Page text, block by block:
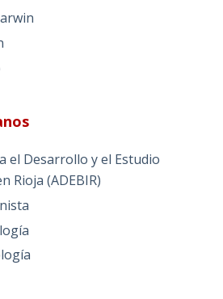
el Desarrollo y el Estudio
Rioja (ADEBIR)